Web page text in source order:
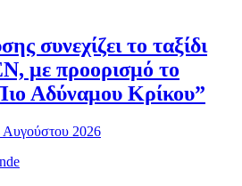
συνεχίζει το ταξίδι
με προορισμό το
Αδύναμου Κρίκου”
Αυγούστου 2026